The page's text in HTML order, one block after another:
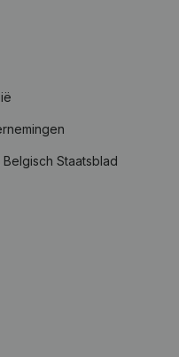
Staatsblad